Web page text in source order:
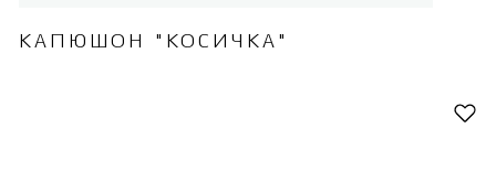
КАПЮШОН "КОСИЧКА"